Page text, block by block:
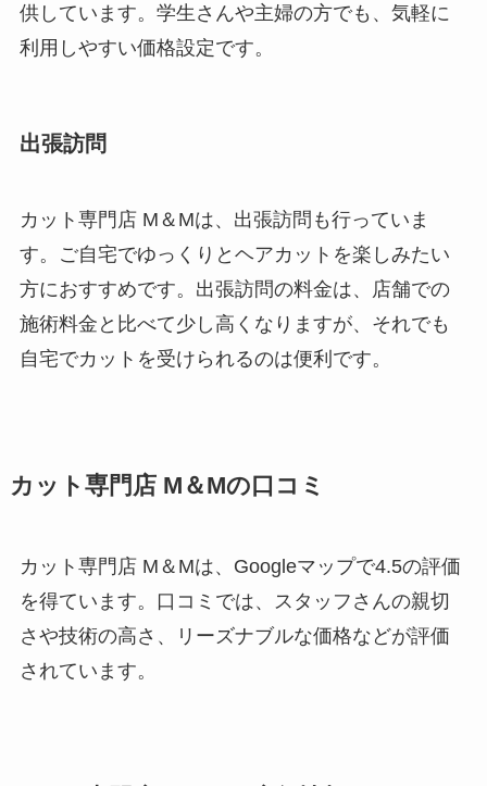
供しています。学生さんや主婦の方でも、気軽に
利用しやすい価格設定です。
出張訪問
カット専門店 M＆Mは、出張訪問も行っていま
す。ご自宅でゆっくりとヘアカットを楽しみたい
方におすすめです。出張訪問の料金は、店舗での
施術料金と比べて少し高くなりますが、それでも
自宅でカットを受けられるのは便利です。
カット専門店 M＆Mの口コミ
カット専門店 M＆Mは、Googleマップで4.5の評価
を得ています。口コミでは、スタッフさんの親切
さや技術の高さ、リーズナブルな価格などが評価
されています。